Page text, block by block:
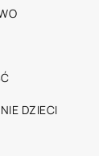
DZIECI